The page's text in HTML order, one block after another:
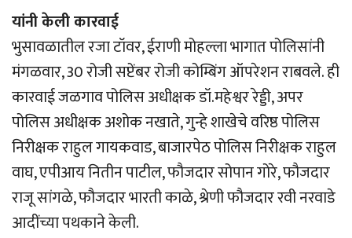
यांनी केली कारवाई
भुसावळातील रजा टॉवर, ईराणी मोहल्ला भागात पोलिसांनी
मंगळवार, 30 रोजी सप्टेंबर रोजी कोम्बिंग ऑपरेशन राबवले. ही
कारवाई जळगाव पोलिस अधीक्षक डॉ.महेश्वर रेड्डी, अपर
पोलिस अधीक्षक अशोक नखाते, गुन्हे शाखेचे वरिष्ठ पोलिस
निरीक्षक राहुल गायकवाड, बाजारपेठ पोलिस निरीक्षक राहुल
वाघ, एपीआय नितीन पाटील, फौजदार सोपान गोरे, फौजदार
राजू सांगळे, फौजदार भारती काळे, श्रेणी फौजदार रवी नरवाडे
आदींच्या पथकाने केली.